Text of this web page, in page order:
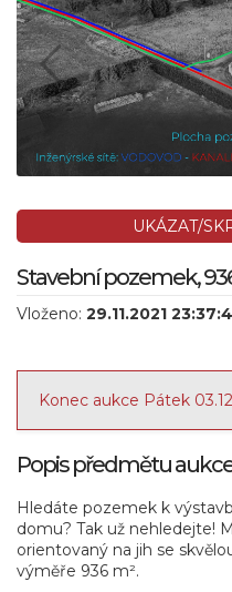
UKÁZAT/
Stavební pozemek,
Vloženo: 29.11.2021
Konec aukce Pátek
Popis předmětu
Hledáte pozemek k
domu? Tak už nehledejte!
orientovaný na jih se
výměře 936 m².